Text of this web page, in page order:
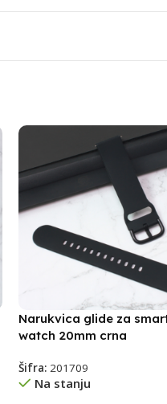
Narukvica glide za
watch 20mm crna
Šifra:201709
Na stanju